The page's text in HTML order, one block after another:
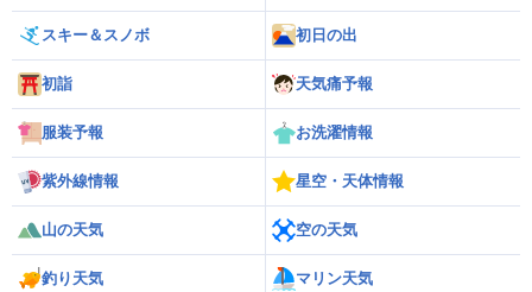
スキー＆スノボ 初日の出
初詣 天気痛予報
服装予報 お洗濯情報
紫外線情報 星空・天体情報
山の天気 空の天気
釣り天気 マリン天気